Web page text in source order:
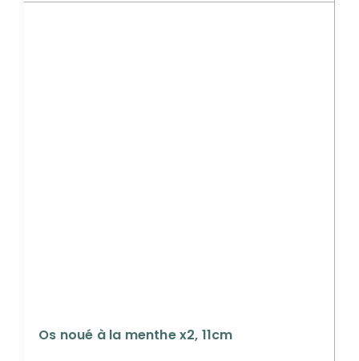
Os noué à la menthe x2, 11cm